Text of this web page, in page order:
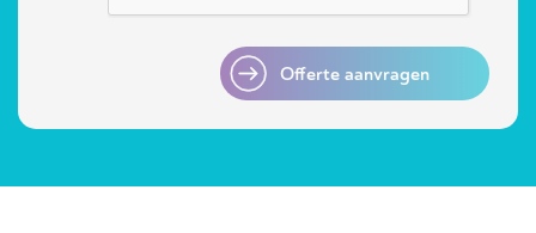
Offerte aanvragen